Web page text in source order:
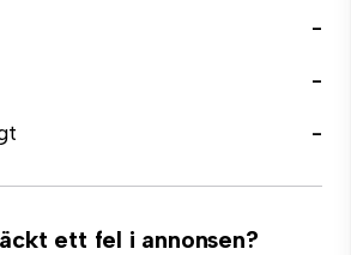
-
-
-
ett fel i annonsen?